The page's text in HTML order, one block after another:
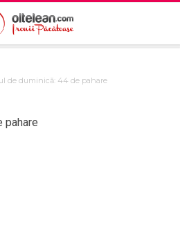
de duminică: 44 de pahare
pahare